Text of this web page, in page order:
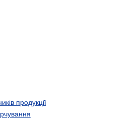
продукції